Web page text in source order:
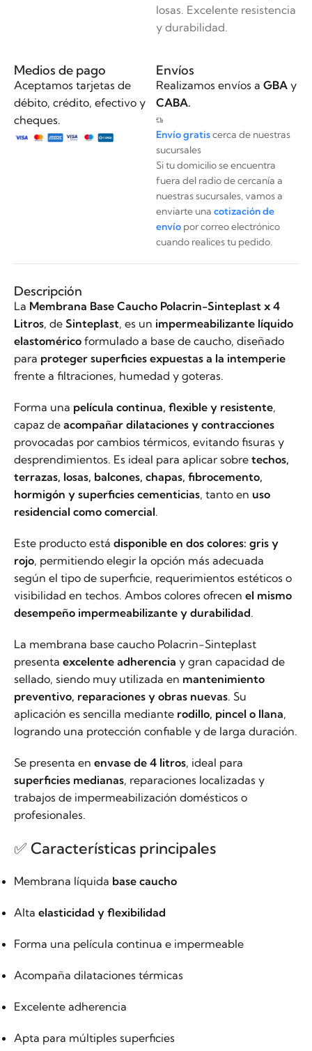
losas. Excelente resistencia
y durabilidad.
Medios de pago
Aceptamos tarjetas de
débito, crédito, efectivo y
cheques.
Envíos
Realizamos envíos a GBAy
CABA.
Envío gratiscerca de nuestras
sucursales
Si tu domicilio se encuentra
fuera del radio de cercanía a
nuestras sucursales, vamos a
enviarte una cotización de
envíopor correo electrónico
cuando realices tu pedido.
Descripción
La Membrana Base Caucho Polacrin-Sinteplast x 4
Litros, de Sinteplast, es un impermeabilizante líquido
elastomérico formulado a base de caucho, diseñado
para proteger superficies expuestas a la intemperie
frente a filtraciones, humedad y goteras.
Forma una película continua, flexible y resistente,
capaz de acompañar dilataciones y contracciones
provocadas por cambios térmicos, evitando fisuras y
desprendimientos. Es ideal para aplicar sobre techos,
terrazas, losas, balcones, chapas, fibrocemento,
hormigón y superficies cementicias, tanto en uso
residencial como comercial.
Este producto está disponible en dos colores: gris y
rojo, permitiendo elegir la opción más adecuada
según el tipo de superficie, requerimientos estéticos o
visibilidad en techos. Ambos colores ofrecen el mismo
desempeño impermeabilizante y durabilidad.
La membrana base caucho Polacrin-Sinteplast
presenta excelente adherencia y gran capacidad de
sellado, siendo muy utilizada en mantenimiento
preventivo, reparaciones y obras nuevas. Su
aplicación es sencilla mediante rodillo, pincel o llana,
logrando una protección confiable y de larga duración.
Se presenta en envase de 4 litros, ideal para
superficies medianas, reparaciones localizadas y
trabajos de impermeabilización domésticos o
profesionales.
✅ Características principales
Membrana líquida base caucho
Alta elasticidad y flexibilidad
Forma una película continua e impermeable
Acompaña dilataciones térmicas
Excelente adherencia
Apta para múltiples superficies